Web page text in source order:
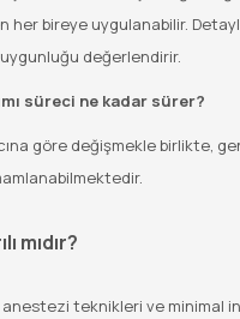
her bireye uygulanabilir.
değerlendirir.
süreci ne kadar sürer?
göre değişmekle birlikte,
mıdır?
anestezi teknikleri ve minimal